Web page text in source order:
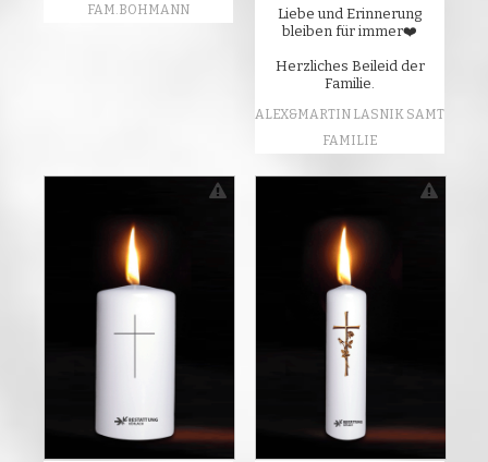
FAM.BOHMANN
Liebe und Erinnerung
bleiben für immer❤️
Herzliches Beileid der
Familie.
ALEX&MARTIN LASNIK SAMT
FAMILIE